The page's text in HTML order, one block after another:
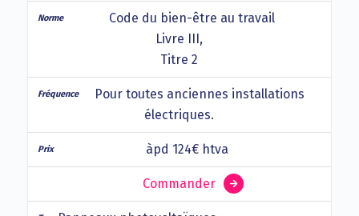
Code du bien-être au travail
Livre III,
Titre 2
Pour toutes anciennes installations
électriques.
àpd 124€ htva
Commander